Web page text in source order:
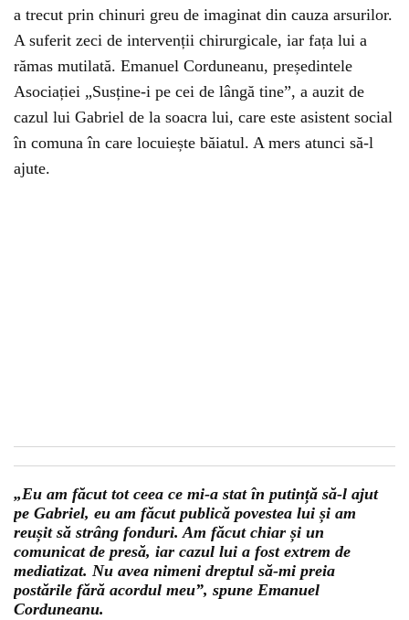
a trecut prin chinuri greu de imaginat din cauza arsurilor.
A suferit zeci de intervenții chirurgicale, iar fața lui a
rămas mutilată. Emanuel Corduneanu, președintele
Asociației „Susține-i pe cei de lângă tine”, a auzit de
cazul lui Gabriel de la soacra lui, care este asistent social
în comuna în care locuiește băiatul. A mers atunci să-l
ajute.
„Eu am făcut tot ceea ce mi-a stat în putință să-l ajut
pe Gabriel, eu am făcut publică povestea lui și am
reușit să strâng fonduri. Am făcut chiar și un
comunicat de presă, iar cazul lui a fost extrem de
mediatizat. Nu avea nimeni dreptul să-mi preia
postările fără acordul meu”, spune Emanuel
Corduneanu.